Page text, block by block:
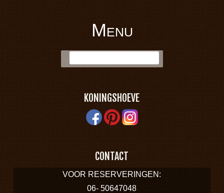
BOERDERIJ
KONINGSHOEVE
Menu
KONINGSHOEVE
CONTACT
VOOR RESERVERINGEN:
06- 50647048